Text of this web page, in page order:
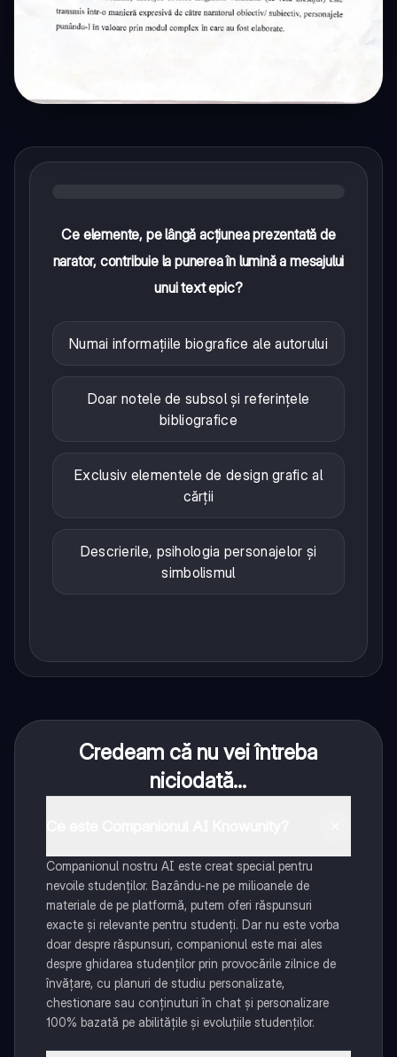
Ce elemente, pe lângă acțiunea prezentată de
narator, contribuie la punerea în lumină a mesajului
unui text epic?
Numai informațiile biografice ale autorului
Doar notele de subsol și referințele
bibliografice
Exclusiv elementele de design grafic al
cărții
Descrierile, psihologia personajelor și
simbolismul
Credeam că nu vei întreba
niciodată...
Companionul nostru AI este creat special pentru
nevoile studenților. Bazându-ne pe milioanele de
materiale de pe platformă, putem oferi răspunsuri
exacte și relevante pentru studenți. Dar nu este vorba
doar despre răspunsuri, companionul este mai ales
despre ghidarea studenților prin provocările zilnice de
învățare, cu planuri de studiu personalizate,
chestionare sau conținuturi în chat și personalizare
100% bazată pe abilitățile și evoluțiile studenților.